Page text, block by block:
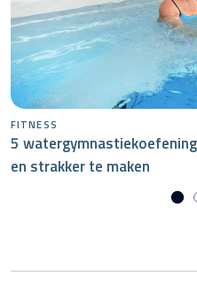
FITNESS
5
en strakker te maken